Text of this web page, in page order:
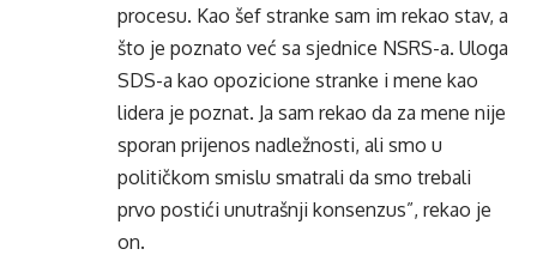
procesu. Kao šef stranke sam im rekao stav, a
što je poznato već sa sjednice NSRS-a. Uloga
SDS-a kao opozicione stranke i mene kao
lidera je poznat. Ja sam rekao da za mene nije
sporan prijenos nadležnosti, ali smo u
političkom smislu smatrali da smo trebali
prvo postići unutrašnji konsenzus”, rekao je
on.